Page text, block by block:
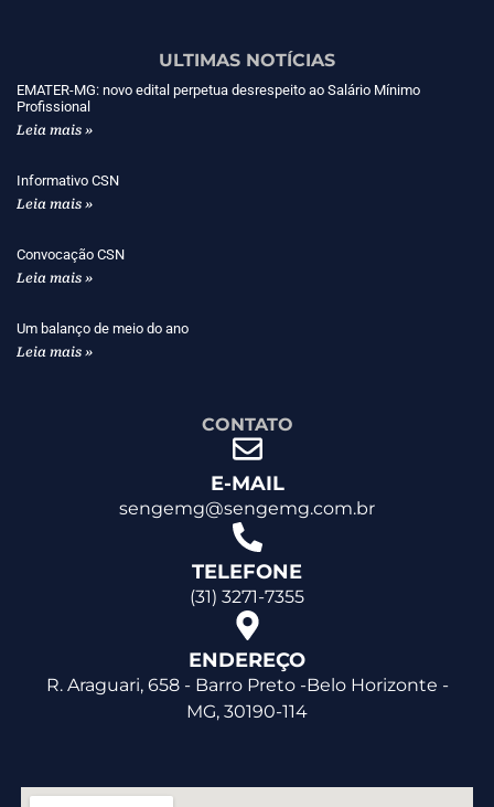
ULTIMAS NOTÍCIAS
EMATER-MG: novo edital perpetua desrespeito ao Salário Mínimo
Profissional
Leia mais »
Informativo CSN
Leia mais »
Convocação CSN
Leia mais »
Um balanço de meio do ano
Leia mais »
CONTATO
E-MAIL
sengemg@sengemg.com.br
TELEFONE
(31) 3271-7355
ENDEREÇO
R. Araguari, 658 - Barro Preto -Belo Horizonte -
MG, 30190-114